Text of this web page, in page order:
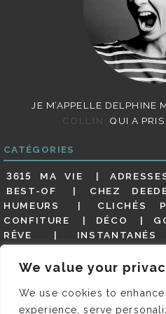
We value your
We use cookies to
experience, serve
JE M’APPELLE DELPHINE
COLLIN
QUI A
CATÉGORIES
3615 MA VIE
BEST-OF
CHEZ
HUMEURS
CLICHÉS
CONFITURE
DÉCO
RÊVE
INSTANTANÉS
MES ADRESSES
MODE
GUIDE
PARIS EN
REVUE DE PRESSE